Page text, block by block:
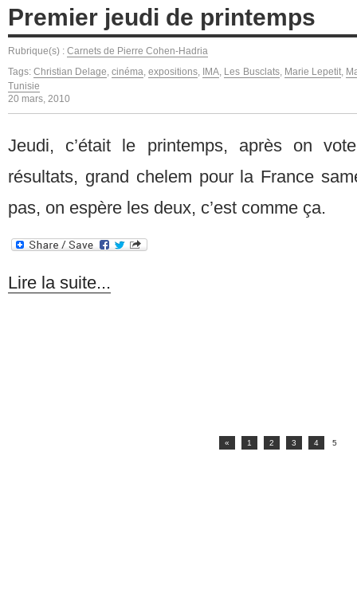
Premier jeudi de printemps
Rubrique(s) : Carnets de Pierre Cohen-Hadria
Tags:Christian Delage,cinéma,expositions, IMA, Les Busclats, Marie Lepetit,
Tunisie
20 mars, 2010
Jeudi, c’était le printemps, après on
résultats, grand chelem pour la France
pas, on espère les deux, c’est comme ça.
Lire la suite...
« 1 2 3 4 5